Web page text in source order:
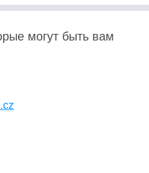
могут быть вам